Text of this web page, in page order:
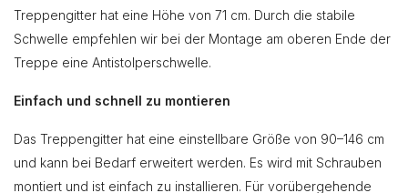
Treppengitter hat eine Höhe von 71 cm. Durch die stabile
Schwelle empfehlen wir bei der Montage am oberen Ende der
Treppe eine Antistolperschwelle.
Einfach und schnell zu montieren
Das Treppengitter hat eine einstellbare Größe von 90–146 cm
und kann bei Bedarf erweitert werden. Es wird mit Schrauben
montiert und ist einfach zu installieren. Für vorübergehende